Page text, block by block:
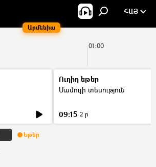
Արմենիա
ՀԱՅ
01:00
Ուղիղ եթեր
Մամուլի տեսություն
09:15 2 ր
Եթեր